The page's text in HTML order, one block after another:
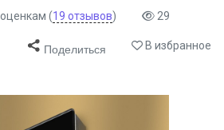
оценкам (19 отзывов) 29
Поделиться В избранное